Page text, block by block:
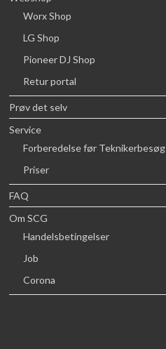
Worx Shop
LG Shop
Pioneer DJ Shop
Retur portal
Prøv det selv
Service
Forberedelse før Teknikerbesøg
Priser
FAQ
Om SCG
Handelsbetingelser
Job
Corona